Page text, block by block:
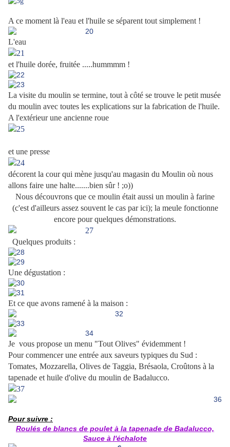
A ce moment là l'eau et l'huile se séparent tout simplement !
L'eau
et l'huile dorée, fruitée .....hummmm !
La visite du moulin se termine, tout à côté se trouve le petit musée
du moulin avec toutes les explications sur la fabrication de l'huile.
A l'extérieur une ancienne roue
et une presse
décorent la cour qui mène jusqu'au magasin du Moulin où nous
allons faire une halte.......bien sûr ! ;o))
Nous découvrons que ce moulin était aussi un moulin à farine
(c'est d'ailleurs assez souvent le cas par ici); la meule fonctionne
encore pour quelques démonstrations.
Quelques produits :
Une dégustation :
Et ce que avons ramené à la maison :
Je vous propose un menu "Tout Olives" évidemment !
Pour commencer une entrée aux saveurs typiques du Sud :
Tomates, Mozzarella, Olives de Taggia, Brésaola, Croûtons à la
tapenade et huile d'olive du moulin de Badalucco.
Pour suivre :
Roulés de blancs de poulet à la tapenade de Badalucco,
Sauce à l'échalote